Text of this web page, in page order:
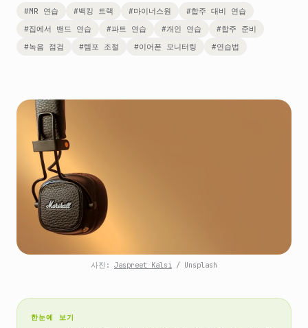
#MR 연습 #백킹 트랙 #마이너스원 #합주 대비 연습
#집에서 밴드 연습 #파트 연습 #개인 연습 #합주 준비
#녹음 점검 #템포 조절 #이어폰 모니터링 #연습법
사진: Jaspreet Kalsi / Unsplash
한눈에 보기